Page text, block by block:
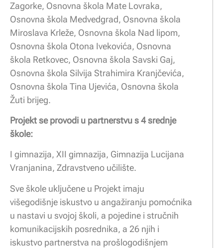
Zagorke, Osnovna škola Mate Lovraka,
Osnovna škola Medvedgrad, Osnovna škola
Miroslava Krleže, Osnovna škola Nad lipom,
Osnovna škola Otona Ivekovića, Osnovna
škola Retkovec, Osnovna škola Savski Gaj,
Osnovna škola Silvija Strahimira Kranjčevića,
Osnovna škola Tina Ujevića, Osnovna škola
Žuti brijeg.
Projekt se provodi u partnerstvu s 4 srednje
škole:
I gimnazija, XII gimnazija, Gimnazija Lucijana
Vranjanina, Zdravstveno učilište.
Sve škole uključene u Projekt imaju
višegodišnje iskustvo u angažiranju pomoćnika
u nastavi u svojoj školi, a pojedine i stručnih
komunikacijskih posrednika, a 26 njih i
iskustvo partnerstva na prošlogodišnjem